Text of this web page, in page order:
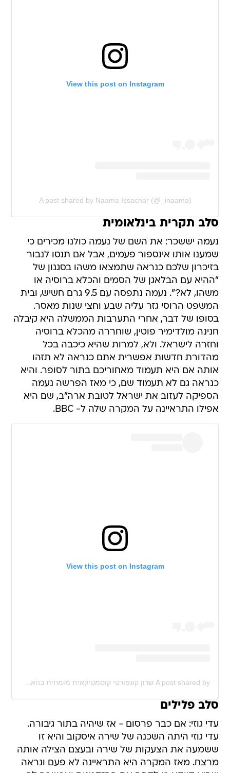
View this post on Instagram
A post shared by Naama Issachar (@_inaama)
סלב תקרית בינלאומית
נעמה יששכר: את השם של נעמה כולנו מכירים כי
שמענו אותו אינספור פעמים, אבל אם תנסו לנבור
בזיכרון שלכם כנראה שתמצאו משהו בסגנון של
"ההיא עם הבלאגן של הסמים והכלא ברוסיה או
משהו, לא?". נעמה נתפסה עם 9.5 גרם חשיש, ובית
המשפט הרוסי גזר עליה שבע וחצי שנות מאסר.
בסופו של דבר, אחרי התערבות הממשלה היא קיבלה
חנינה מולדימיר פוטין, שוחררה מהכלא ברוסיה
וחזרה לישראל. ולא, למרות שהיא כיכבה בכל
מהדורת חדשות אפשרית אתם כנראה לא תזהו
אותה אם היא תעמוד מאחוריכם בתור לסופר. והיא
כנראה גם לא תעמוד שם, כי מאז הפרשה נעמה
הספיקה לעזוב את ישראל לטובת ארה"ב, שם היא
אפילו התראיינה על המקרה שלה ל- BBC.
View this post on Instagram
A post shared by שרון קונפורטי קוסמטיקאית מומחית בהאחדת גוון (@sharon_konforty_cosmetics)
סלב פלילים
עדי גוזי: אם כבר פרסום - אז שיהיה בתור גיבורה.
עדי גוזי היתה השכנה של שירה איסקוב והיא זו
ששמעה את הצעקות של שירה ובעצם הצילה אותה
מרצח. מאז המקרה היא התראיינה לא פעם ונראה